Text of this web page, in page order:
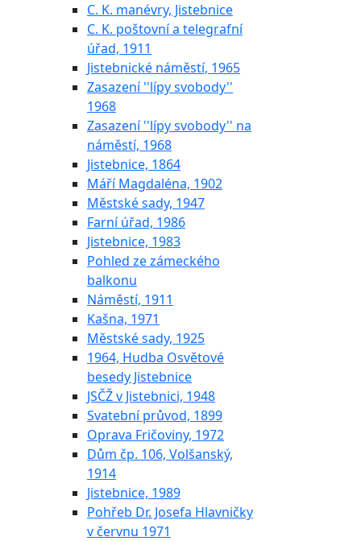
C. K. manévry, Jistebnice
C. K. poštovní a telegrafní
úřad, 1911
Jistebnické náměstí, 1965
Zasazení ''lípy svobody''
1968
Zasazení ''lípy svobody'' na
náměstí, 1968
Jistebnice, 1864
Máří Magdaléna, 1902
Městské sady, 1947
Farní úřad, 1986
Jistebnice, 1983
Pohled ze zámeckého
balkonu
Náměstí, 1911
Kašna, 1971
Městské sady, 1925
1964, Hudba Osvětové
besedy Jistebnice
JSČŽ v Jistebnici, 1948
Svatební průvod, 1899
Oprava Fričoviny, 1972
Dům čp. 106, Volšanský,
1914
Jistebnice, 1989
Pohřeb Dr. Josefa Hlavničky
v červnu 1971